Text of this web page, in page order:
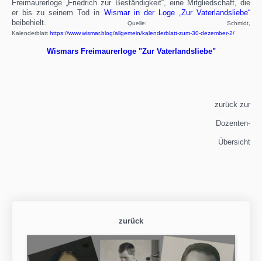
Freimaurerloge „Friedrich zur Beständigkeit“, eine Mitgliedschaft, die
er bis zu seinem Tod in Wismar in der Loge „Zur Vaterlandsliebe“
beibehielt.
Quelle: Schmidt,
Kalenderblatt https://www.wismar.blog/allgemein/kalenderblatt-zum-30-dezember-2/
Wismars Freimaurerloge "Zur Vaterlandsliebe"
zurück zur
Dozenten-
Übersicht
zurück